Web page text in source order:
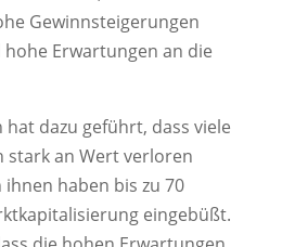
Gewinnsteigerungen
Erwartungen an die
dazu geführt, dass viele
stark an Wert verloren
ihnen haben bis zu 70
eingebüßt.